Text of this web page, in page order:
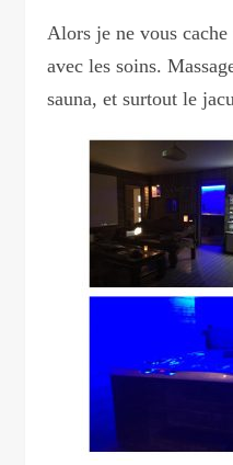
Alors je ne vous cache
avec les soins.
sauna, et surtout le